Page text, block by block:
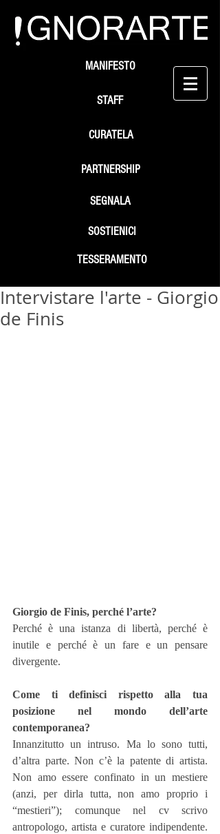
STAFF
SEGNALA
SOSTIENICI
MANIFESTO
PARTNERSHIP
TESSERAMENTO
CURATELA
Intervistare l'arte - Giorgio
de Finis
Giorgio de Finis, perché l’arte?
Perché è una istanza di libertà, perché è
inutile e perché è un fare e un pensare
divergente.
Come ti definisci rispetto alla tua
posizione nel mondo dell’arte
contemporanea?
Innanzitutto un intruso. Ma lo sono tutti,
d’altra parte. Non c’è la patente di artista.
Non amo essere confinato in un mestiere
(anzi, per dirla tutta, non amo proprio i
“mestieri”); comunque nel cv scrivo
antropologo, artista e curatore indipendente.